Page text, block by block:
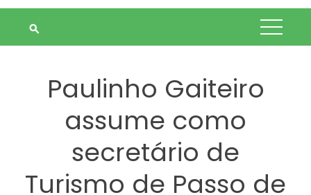
Paulinho Gaiteiro
assume como
secretário de
Turismo de Passo de